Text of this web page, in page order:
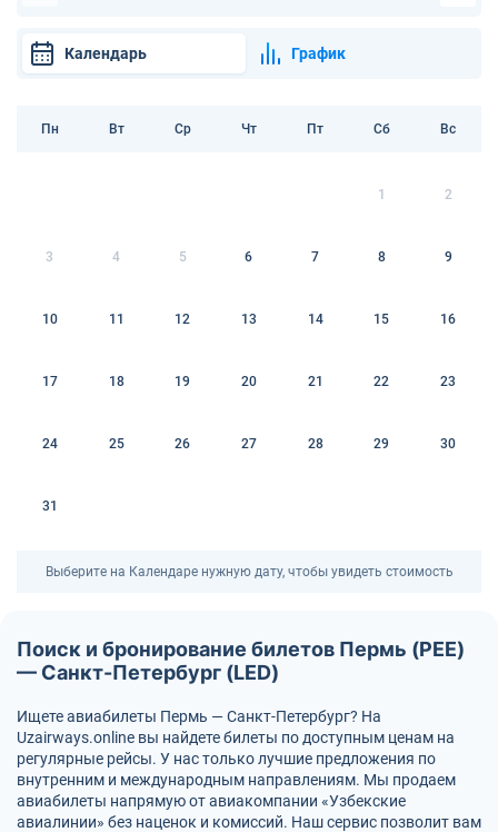
Календарь График
Пн Вт Ср Чт Пт Сб Вс
1 2
3 4 5 6 7 8 9
10 11 12 13 14 15 16
17 18 19 20 21 22 23
24 25 26 27 28 29 30
31
Выберите на Календаре нужную дату, чтобы увидеть стоимость
Поиск и бронирование билетов Пермь (PEE)
— Санкт-Петербург (LED)
Ищете авиабилеты Пермь — Санкт-Петербург? На
Uzairways.online вы найдете билеты по доступным ценам на
регулярные рейсы. У нас только лучшие предложения по
внутренним и международным направлениям. Мы продаем
авиабилеты напрямую от авиакомпании «Узбекские
авиалинии» без наценок и комиссий. Наш сервис позволит вам